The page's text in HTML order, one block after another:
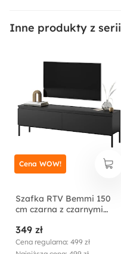
Materiał:
Salon
Sposób montażu:
Inne produkty z serii
Szafka RTV Bemmi 150
cm czarna z czarnymi
349 zł
Cena regularna: 499 zł
Cena WOW!